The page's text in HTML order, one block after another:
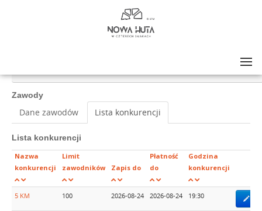
Zawody
Dane zawodów Lista konkurencji
Lista konkurencji
Nazwa
konkurencji
Limit
zawodników
Zapis do
Płatność
do
Godzina
konkurencji
5 KM 100 2026-08-24 2026-08-24 19:30